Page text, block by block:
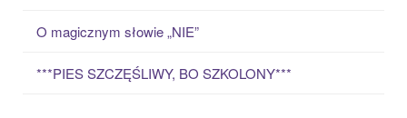
O magicznym słowie „NIE”
***PIES SZCZĘŚLIWY, BO SZKOLONY***